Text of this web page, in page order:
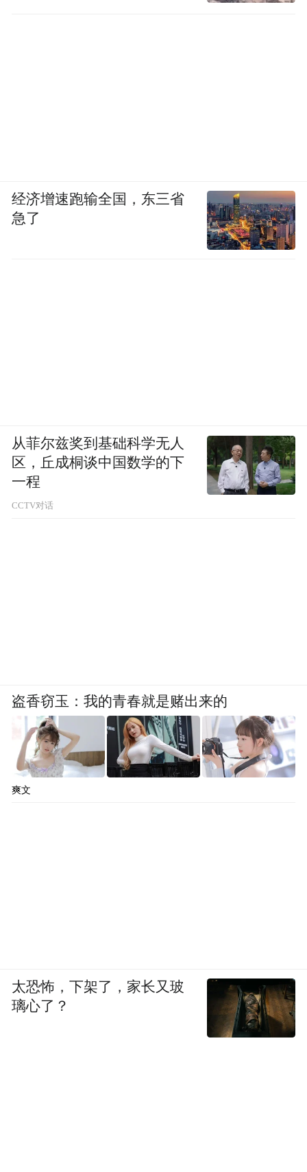
经济增速跑输全国，东三省
急了
从菲尔兹奖到基础科学无人
区，丘成桐谈中国数学的下
一程
CCTV对话
盗香窃玉：我的青春就是赌出来的
爽文
太恐怖，下架了，家长又玻
璃心了？